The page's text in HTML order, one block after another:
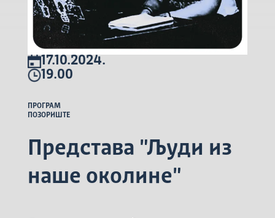
17.10.2024.
19.00
ПРОГРАМ
ПОЗОРИШТЕ
Представа "Људи из
наше околине"